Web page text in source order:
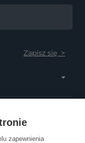
zapewnienia